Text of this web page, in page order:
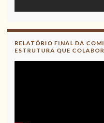
RELATÓRIO FINAL DA
ESTRUTURA QUE